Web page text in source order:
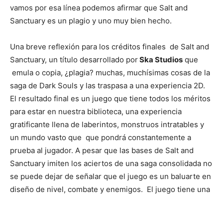
vamos por esa línea podemos afirmar que Salt and
Sanctuary es un plagio y uno muy bien hecho.
Una breve reflexión para los créditos finales de Salt and
Sanctuary, un título desarrollado porSka Studios que
emula o copia, ¿plagia? muchas, muchísimas cosas de la
saga de Dark Souls y las traspasa a una experiencia 2D.
El resultado final es un juego que tiene todos los méritos
para estar en nuestra biblioteca, una experiencia
gratificante llena de laberintos, monstruos intratables y
un mundo vasto que que pondrá constantemente a
prueba al jugador. A pesar que las bases de Salt and
Sanctuary imiten los aciertos de una saga consolidada no
se puede dejar de señalar que el juego es un baluarte en
diseño de nivel, combate y enemigos. El juego tiene una